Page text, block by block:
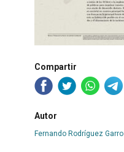
Compartir
Autor
Fernando Rodríguez Garro